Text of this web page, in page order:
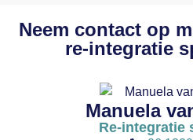
Neem contact op
re-integratie
Manuela
Re-integratie